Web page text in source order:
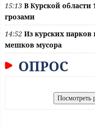
15:13 В Курской
грозами
14:52 Из курских парков
мешков мусора
ОПРОС